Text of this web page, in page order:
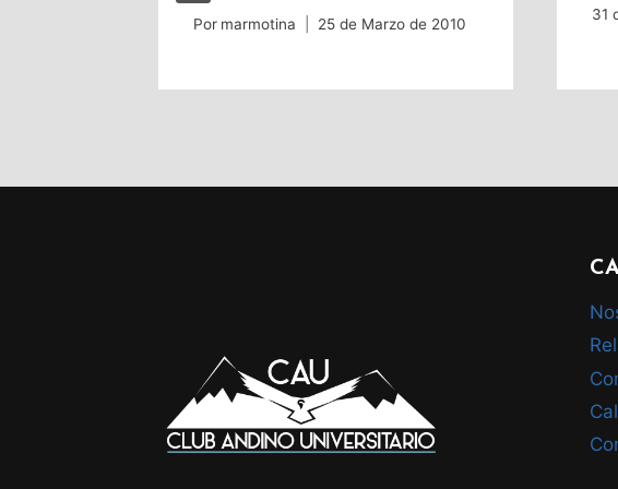
Por marmotina 25 de Marzo de 2010
31